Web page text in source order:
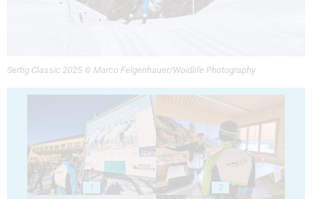
Sertig Classic 2025 © Marco Felgenhauer/Woidlife Photography
1 2